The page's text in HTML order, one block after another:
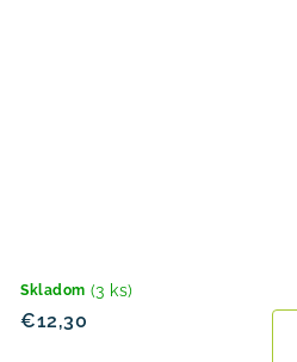
Skladom (3 ks)
€12,30